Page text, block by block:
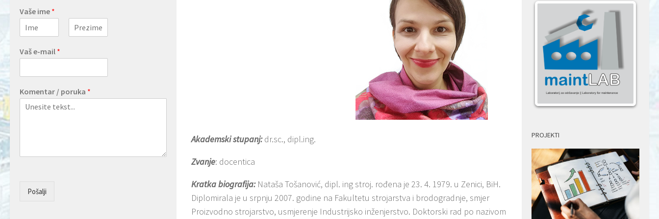
Akademski stupanj:dr.sc., dipl.ing.
Zvanje: docentica
Kratka biografija: Nataša Tošanović, dipl. ing stroj. rođena je 23. 4. 1979. u Zenici, BiH.
Diplomirala je u srpnju 2007. godine na Fakultetu strojarstva i brodogradnje, smjer
Proizvodno strojarstvo, usmjerenje Industrijsko inženjerstvo. Doktorski rad po nazivom
Vaše ime *
Vaš e-mail *
Komentar / poruka *
Pošalji
PROJEKTI